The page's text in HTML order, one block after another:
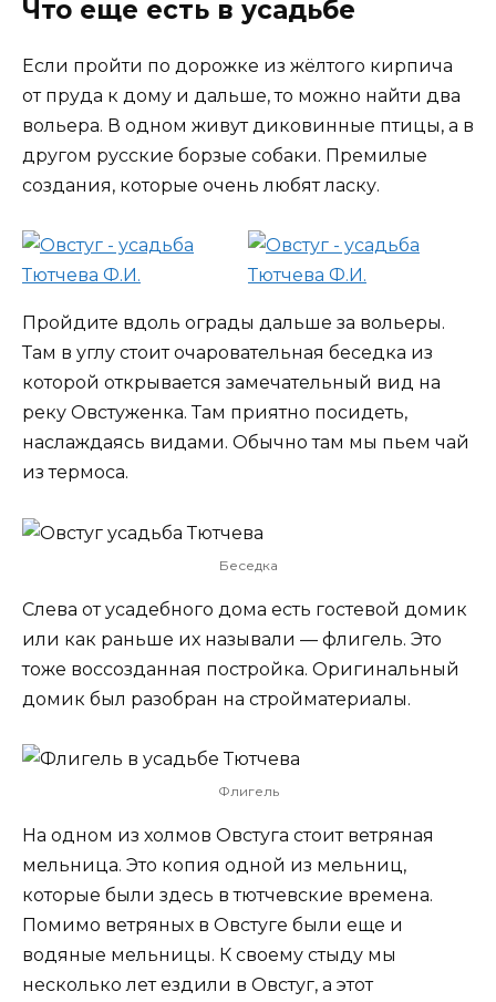
Что еще есть в усадьбе
Если пройти по дорожке из жёлтого кирпича
от пруда к дому и дальше, то можно найти два
вольера. В одном живут диковинные птицы, а в
другом русские борзые собаки. Премилые
создания, которые очень любят ласку.
Пройдите вдоль ограды дальше за вольеры.
Там в углу стоит очаровательная беседка из
которой открывается замечательный вид на
реку Овстуженка. Там приятно посидеть,
наслаждаясь видами. Обычно там мы пьем чай
из термоса.
Беседка
Слева от усадебного дома есть гостевой домик
или как раньше их называли — флигель. Это
тоже воссозданная постройка. Оригинальный
домик был разобран на стройматериалы.
Флигель
На одном из холмов Овстуга стоит ветряная
мельница. Это копия одной из мельниц,
которые были здесь в тютчевские времена.
Помимо ветряных в Овстуге были еще и
водяные мельницы. К своему стыду мы
несколько лет ездили в Овстуг, а этот